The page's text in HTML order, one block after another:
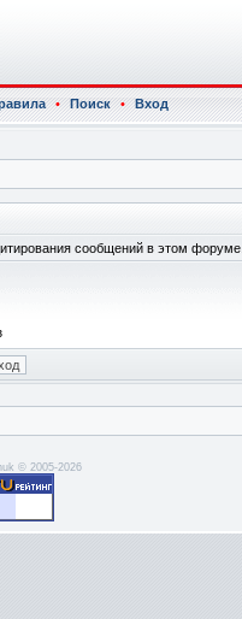
• Поиск • Вход
сообщений в этом форуме.
© 2005-2026